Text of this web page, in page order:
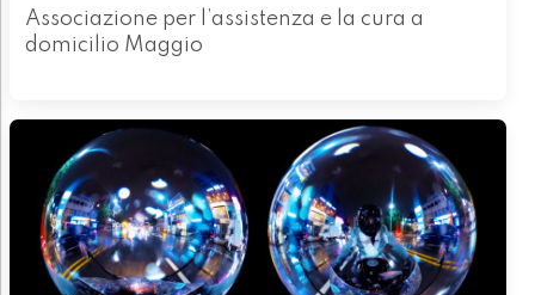
Associazione per l’assistenza e la cura a
domicilio Maggio